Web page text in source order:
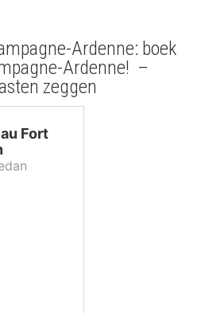
Ardenne: boek
Ardenne! –
zeggen
Fort